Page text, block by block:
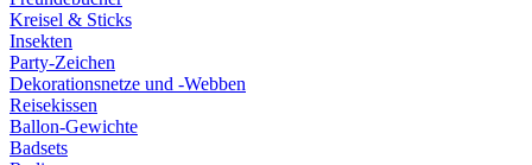
Kreisel & Sticks
Insekten
Party-Zeichen
Dekorationsnetze und -Webben
Reisekissen
Ballon-Gewichte
Badsets